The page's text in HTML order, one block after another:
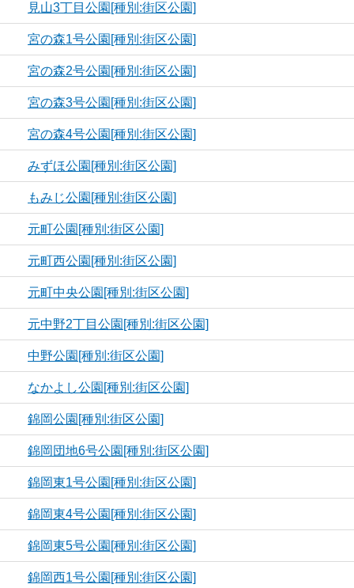
見山3丁目公園[種別:街区公園]
宮の森1号公園[種別:街区公園]
宮の森2号公園[種別:街区公園]
宮の森3号公園[種別:街区公園]
宮の森4号公園[種別:街区公園]
みずほ公園[種別:街区公園]
もみじ公園[種別:街区公園]
元町公園[種別:街区公園]
元町西公園[種別:街区公園]
元町中央公園[種別:街区公園]
元中野2丁目公園[種別:街区公園]
中野公園[種別:街区公園]
なかよし公園[種別:街区公園]
錦岡公園[種別:街区公園]
錦岡団地6号公園[種別:街区公園]
錦岡東1号公園[種別:街区公園]
錦岡東4号公園[種別:街区公園]
錦岡東5号公園[種別:街区公園]
錦岡西1号公園[種別:街区公園]